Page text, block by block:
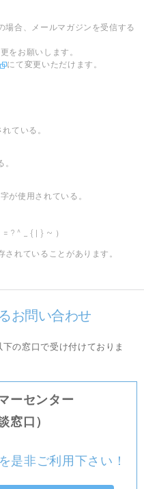
場合、メールマガジンを受信する
をお願いします。
にて変更いただけます。
ている。
が使用されている。
? ^ _ { | } ~ ）
れていることがあります。
お問い合わせ
の窓口で受け付けておりま
ーセンター
窓口）
是非ご利用下さい！